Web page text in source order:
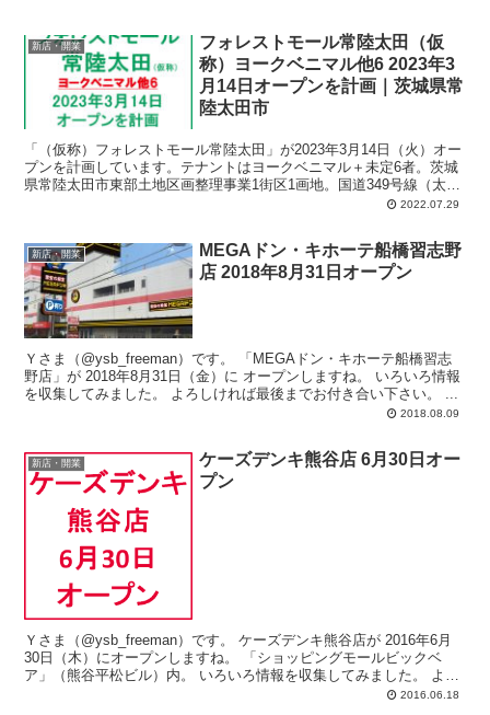
新店・開業
フォレストモール常陸太田（仮
称）ヨークベニマル他6 2023年3
月14日オープンを計画｜茨城県常
陸太田市
「（仮称）フォレストモール常陸太田」が2023年3月14日（火）オー
プンを計画しています。テナントはヨークベニマル＋未定6者。茨城
県常陸太田市東部土地区画整理事業1街区1画地。国道349号線（太田
南バイパス）と「カスミ常陸太田店」の間あたり。計画では、店舗面
2022.07.29
新店・開業
MEGAドン・キホーテ船橋習志野
店 2018年8月31日オープン
Ｙさま（@ysb_freeman）です。 「MEGAドン・キホーテ船橋習志
野店」が 2018年8月31日（金）に オープンしますね。 いろいろ情報
を収集してみました。 よろしければ最後までお付き合い下さい。 ...
2018.08.09
新店・開業
ケーズデンキ熊谷店 6月30日オー
プン
Ｙさま（@ysb_freeman）です。 ケーズデンキ熊谷店が 2016年6月
30日（木）にオープンしますね。 「ショッピングモールビックベ
ア」（熊谷平松ビル）内。 いろいろ情報を収集してみました。 よろ
2016.06.18